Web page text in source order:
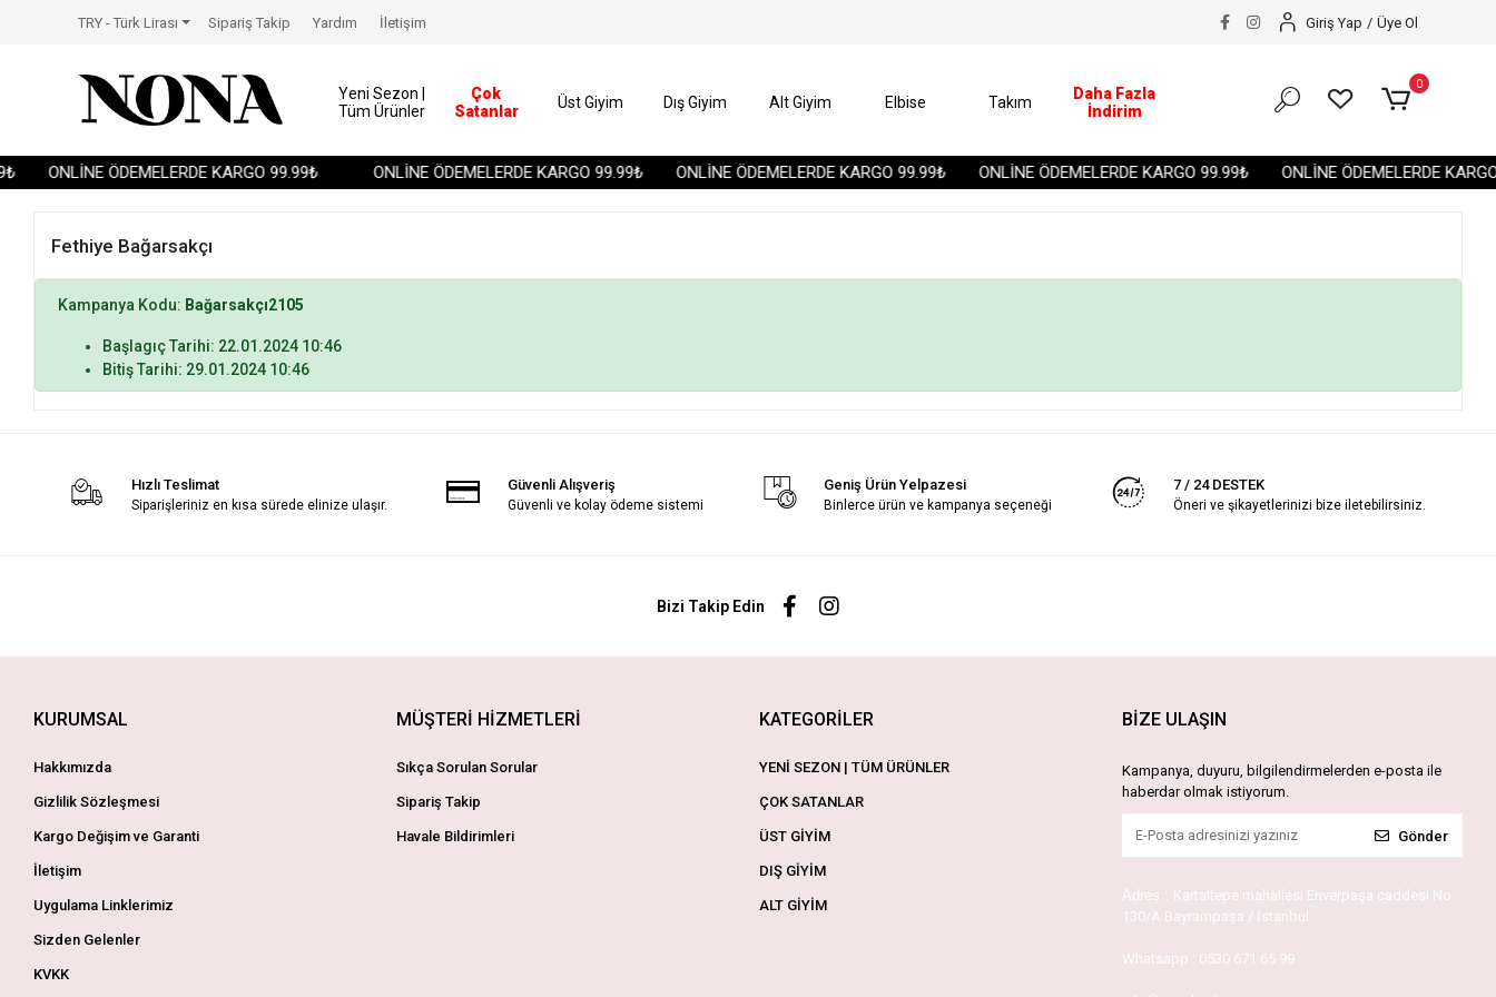
ONLİNE ÖDEMELERDE KARGO 99.99₺ ONLİNE ÖDEMELERDE KARGO 99.99₺ ONLİNE ÖDEMELERDE KARGO 99.99₺ ONLİNE ÖDEMELERDE KARGO 99.99₺ ONLİNE ÖDEMELERDE
TRY - Türk Lirası Sipariş Takip Yardım İletişim Giriş Yap / Üye Ol
Yeni Sezon |
Tüm Ürünler
Çok
Satanlar
Üst Giyim Dış Giyim Alt Giyim Elbise Takım
Daha Fazla
İndirim
0
Fethiye Bağarsakçı
Kampanya Kodu: Bağarsakçı2105
Başlagıç Tarihi: 22.01.2024 10:46
Bitiş Tarihi: 29.01.2024 10:46
Hızlı Teslimat
Siparişleriniz en kısa sürede elinize ulaşır.
Güvenli Alışveriş
Güvenli ve kolay ödeme sistemi
Geniş Ürün Yelpazesi
Binlerce ürün ve kampanya seçeneği
7 / 24 DESTEK
Öneri ve şikayetlerinizi bize iletebilirsiniz.
Bizi Takip Edin
KURUMSAL
Hakkımızda
Gizlilik Sözleşmesi
Kargo Değişim ve Garanti
İletişim
Uygulama Linklerimiz
Sizden Gelenler
KVKK
MÜŞTERİ HİZMETLERİ
Sıkça Sorulan Sorular
Sipariş Takip
Havale Bildirimleri
KATEGORİLER
YENİ SEZON | TÜM ÜRÜNLER
ÇOK SATANLAR
ÜST GİYİM
DIŞ GİYİM
ALT GİYİM
BİZE ULAŞIN
Kampanya, duyuru, bilgilendirmelerden e-posta ile
haberdar olmak istiyorum.
Gönder
Adres : Kartaltepe mahallesi Enverpaşa caddesi No
130/A Bayrampaşa / İstanbul
Whatsapp : 0530 671 65 99